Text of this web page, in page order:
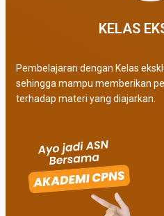
KELAS
Pembelajaran dengan Kelas
sehingga mampu memberikan
terhadap materi yang diajarkan.